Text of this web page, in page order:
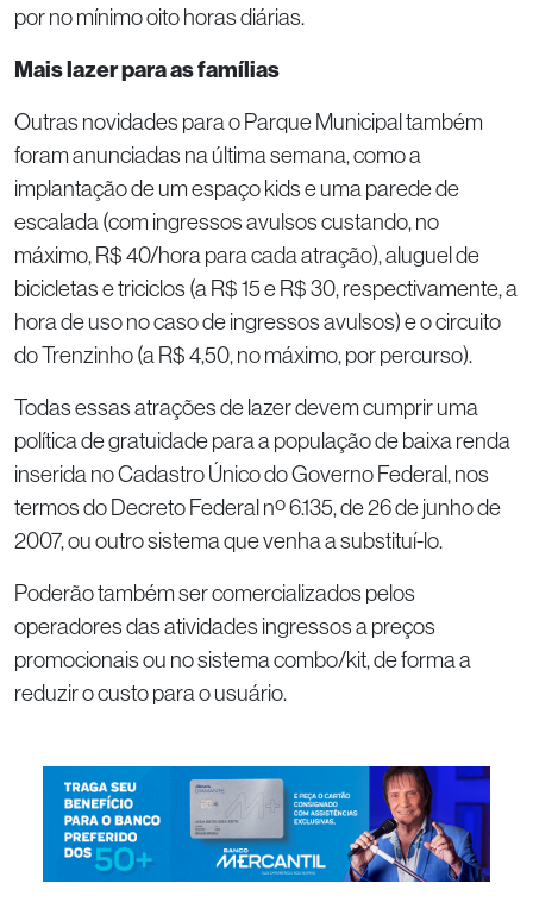
por no mínimo oito horas diárias.
Mais lazer para as famílias
Outras novidades para o Parque Municipal também
foram anunciadas na última semana, como a
implantação de um espaço kids e uma parede de
escalada (com ingressos avulsos custando, no
máximo, R$ 40/hora para cada atração), aluguel de
bicicletas e triciclos (a R$ 15 e R$ 30, respectivamente, a
hora de uso no caso de ingressos avulsos) e o circuito
do Trenzinho (a R$ 4,50, no máximo, por percurso).
Todas essas atrações de lazer devem cumprir uma
política de gratuidade para a população de baixa renda
inserida no Cadastro Único do Governo Federal, nos
termos do Decreto Federal nº 6.135, de 26 de junho de
2007, ou outro sistema que venha a substituí-lo.
Poderão também ser comercializados pelos
operadores das atividades ingressos a preços
promocionais ou no sistema combo/kit, de forma a
reduzir o custo para o usuário.